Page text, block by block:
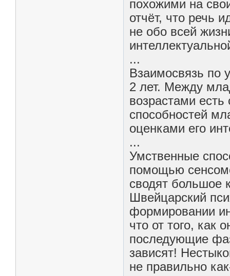
похожими на
отчёт, что речь
не обо всей
...
Взаимосвязь по
2 лет. Между
возрастами
способностей
оценками его
...
Умственные
помощью
сводят большое
Швейцарский
формировании
что от того, как
последующие
зависят!
не правильно